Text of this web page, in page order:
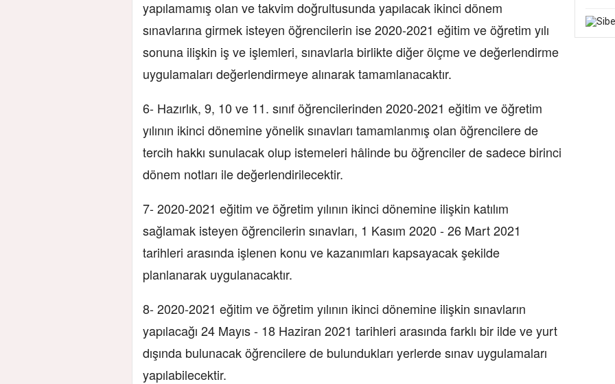
yapılamamış olan ve takvim doğrultusunda yapılacak ikinci dönem
sınavlarına girmek isteyen öğrencilerin ise 2020-2021 eğitim ve öğretim yılı
sonuna ilişkin iş ve işlemleri, sınavlarla birlikte diğer ölçme ve değerlendirme
uygulamaları değerlendirmeye alınarak tamamlanacaktır.
6- Hazırlık, 9, 10 ve 11. sınıf öğrencilerinden 2020-2021 eğitim ve öğretim
yılının ikinci dönemine yönelik sınavları tamamlanmış olan öğrencilere de
tercih hakkı sunulacak olup istemeleri hâlinde bu öğrenciler de sadece birinci
dönem notları ile değerlendirilecektir.
7- 2020-2021 eğitim ve öğretim yılının ikinci dönemine ilişkin katılım
sağlamak isteyen öğrencilerin sınavları, 1 Kasım 2020 - 26 Mart 2021
tarihleri arasında işlenen konu ve kazanımları kapsayacak şekilde
planlanarak uygulanacaktır.
8- 2020-2021 eğitim ve öğretim yılının ikinci dönemine ilişkin sınavların
yapılacağı 24 Mayıs - 18 Haziran 2021 tarihleri arasında farklı bir ilde ve yurt
dışında bulunacak öğrencilere de bulundukları yerlerde sınav uygulamaları
yapılabilecektir.